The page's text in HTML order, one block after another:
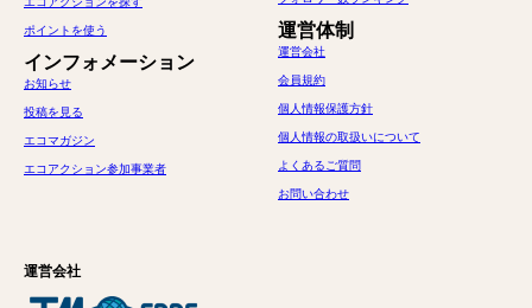
ポイントを使う
インフォメーション
お知らせ
投稿を見る
エコマガジン
エコアクション参加事業者
運営体制
運営会社
会員規約
個人情報保護方針
個人情報の取扱いについて
よくあるご質問
お問い合わせ
運営会社